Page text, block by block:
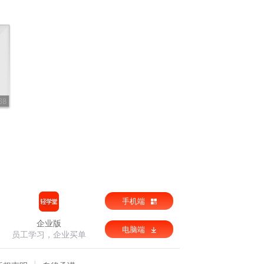
企业版
员工学习，企业买单
手机端
电脑端